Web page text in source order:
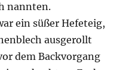
nannten.
ein süßer Hefeteig,
ausgerollt
dem Backvorgang